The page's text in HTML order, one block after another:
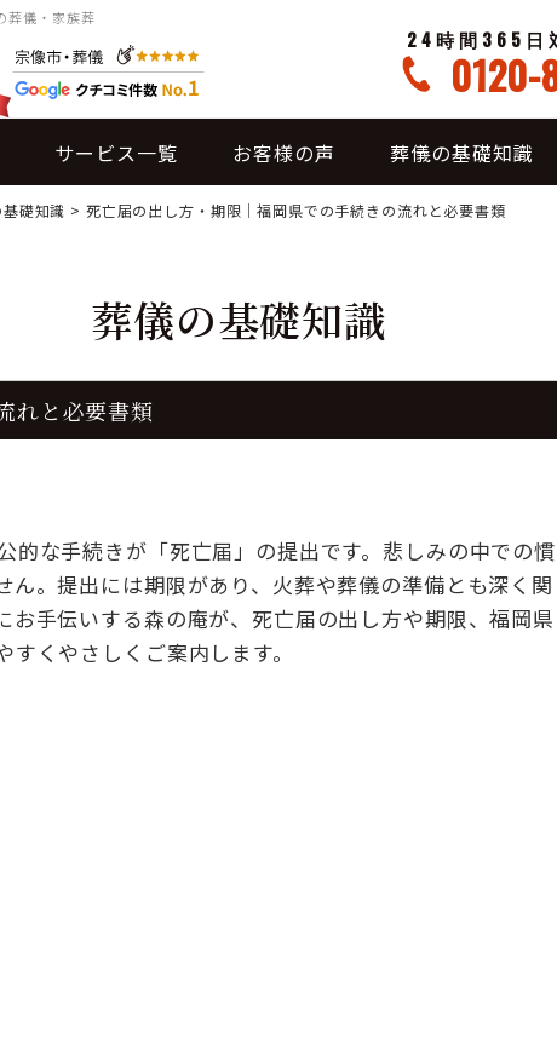
葬儀・家族葬
24時間365日
サービス一覧 お客様の声 葬儀の基礎知識
礎知識 > 死亡届の出し方・期限｜福岡県での手続きの流れと必要書類
葬儀の基礎知識
れと必要書類
的な手続きが「死亡届」の提出です。悲しみの中での慣
。提出には期限があり、火葬や葬儀の準備とも深く関
手伝いする森の庵が、死亡届の出し方や期限、福岡県
くやさしくご案内します。